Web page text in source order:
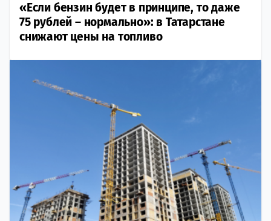
«Если бензин будет в принципе, то даже
75 рублей – нормально»: в Татарстане
снижают цены на топливо